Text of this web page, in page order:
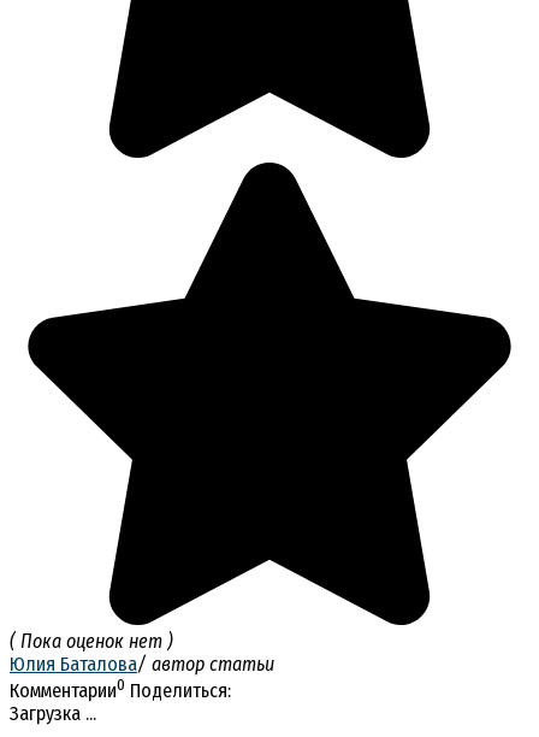
( Пока оценок нет )
Юлия Баталова/ автор статьи
Комментарии0 Поделиться:
Загрузка ...